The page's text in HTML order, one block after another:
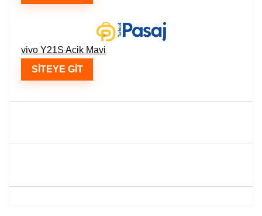
vivo Y21S Acik Mavi
SITEYE GIT